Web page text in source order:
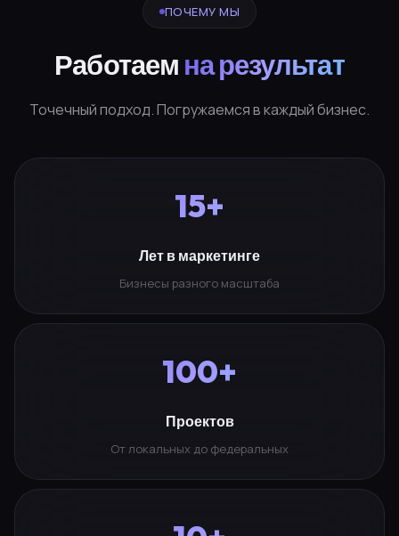
ПОЧЕМУ МЫ
Работаем на результат
Точечный подход. Погружаемся в каждый бизнес.
15+
Лет в маркетинге
Бизнесы разного масштаба
100+
Проектов
От локальных до федеральных